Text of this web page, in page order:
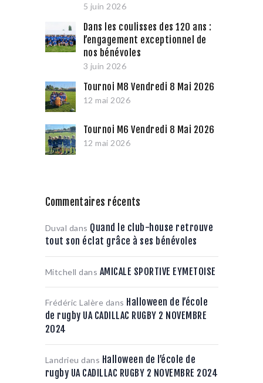
5 juin 2026
Dans les coulisses des 120 ans :
l’engagement exceptionnel de
nos bénévoles
3 juin 2026
Tournoi M8 Vendredi 8 Mai 2026
12 mai 2026
Tournoi M6 Vendredi 8 Mai 2026
12 mai 2026
Commentaires récents
Duval dans Quand le club-house retrouve
tout son éclat grâce à ses bénévoles
Mitchell dans AMICALE SPORTIVE EYMETOISE
Frédéric Lalère dans Halloween de l’école
de rugby UA CADILLAC RUGBY 2 NOVEMBRE
2024
Landrieu dans Halloween de l’école de
rugby UA CADILLAC RUGBY 2 NOVEMBRE 2024